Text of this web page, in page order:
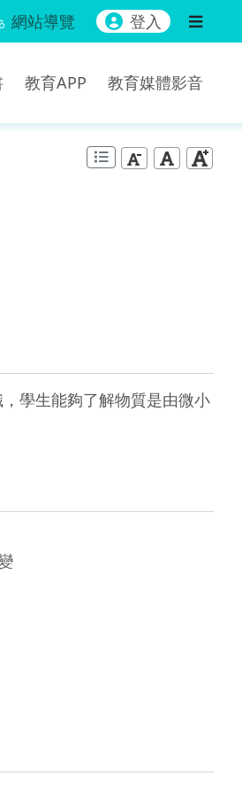
網站導覽 登入
教育APP 教育媒體影音
學生能夠了解物質是由微小